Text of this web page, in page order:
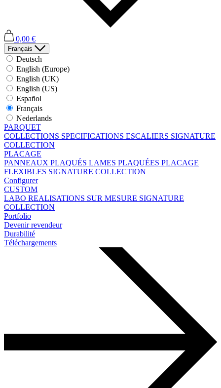
0,00 €
Français
Deutsch
English (Europe)
English (UK)
English (US)
Español
Français
Nederlands
PARQUET
COLLECTIONS SPECIFICATIONS ESCALIERS SIGNATURE
COLLECTION
PLACAGE
PANNEAUX PLAQUÉS LAMES PLAQUÉES PLACAGE
FLEXIBLES SIGNATURE COLLECTION
Configurer
CUSTOM
LABO REALISATIONS SUR MESURE SIGNATURE
COLLECTION
Portfolio
Devenir revendeur
Durabilité
Téléchargements